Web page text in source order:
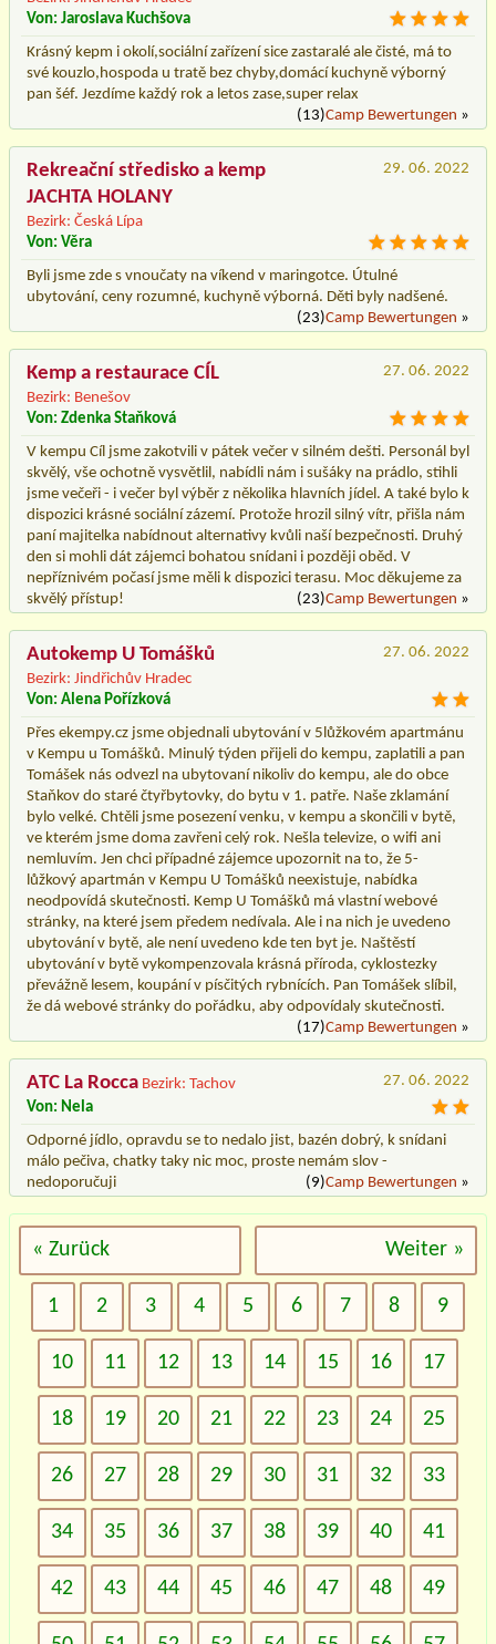
Von: Jaroslava Kuchšova
Krásný kepm i okolí,sociální zařízení sice zastaralé ale čisté, má to
své kouzlo,hospoda u tratě bez chyby,domácí kuchyně výborný
pan šéf. Jezdíme každý rok a letos zase,super relax
(13)Camp Bewertungen »
Rekreační středisko a kemp
JACHTA HOLANY
Bezirk: Česká Lípa
29. 06. 2022
Von: Věra
Byli jsme zde s vnoučaty na víkend v maringotce. Útulné
ubytování, ceny rozumné, kuchyně výborná. Děti byly nadšené.
(23)Camp Bewertungen »
Kemp a restaurace CÍL
Bezirk: Benešov
27. 06. 2022
Von: Zdenka Staňková
V kempu Cíl jsme zakotvili v pátek večer v silném dešti. Personál byl
skvělý, vše ochotně vysvětlil, nabídli nám i sušáky na prádlo, stihli
jsme večeři - i večer byl výběr z několika hlavních jídel. A také bylo k
dispozici krásné sociální zázemí. Protože hrozil silný vítr, přišla nám
paní majitelka nabídnout alternativy kvůli naší bezpečnosti. Druhý
den si mohli dát zájemci bohatou snídani i později oběd. V
nepříznivém počasí jsme měli k dispozici terasu. Moc děkujeme za
skvělý přístup!
(23)Camp Bewertungen »
Autokemp U Tomášků
Bezirk: Jindřichův Hradec
27. 06. 2022
Von: Alena Pořízková
Přes ekempy.cz jsme objednali ubytování v 5lůžkovém apartmánu
v Kempu u Tomášků. Minulý týden přijeli do kempu, zaplatili a pan
Tomášek nás odvezl na ubytovaní nikoliv do kempu, ale do obce
Staňkov do staré čtyřbytovky, do bytu v 1. patře. Naše zklamání
bylo velké. Chtěli jsme posezení venku, v kempu a skončili v bytě,
ve kterém jsme doma zavřeni celý rok. Nešla televize, o wifi ani
nemluvím. Jen chci případné zájemce upozornit na to, že 5-
lůžkový apartmán v Kempu U Tomášků neexistuje, nabídka
neodpovídá skutečnosti. Kemp U Tomášků má vlastní webové
stránky, na které jsem předem nedívala. Ale i na nich je uvedeno
ubytování v bytě, ale není uvedeno kde ten byt je. Naštěstí
ubytování v bytě vykompenzovala krásná příroda, cyklostezky
převážně lesem, koupání v písčitých rybnících. Pan Tomášek slíbil,
že dá webové stránky do pořádku, aby odpovídaly skutečnosti.
(17)Camp Bewertungen »
ATC La Rocca Bezirk: Tachov
27. 06. 2022
Von: Nela
Odporné jídlo, opravdu se to nedalo jist, bazén dobrý, k snídani
málo pečiva, chatky taky nic moc, proste nemám slov -
nedoporučuji
(9)Camp Bewertungen »
« Zurück Weiter »
1 2 3 4 5 6 7 8 9
10 11 12 13 14 15 16 17
18 19 20 21 22 23 24 25
26 27 28 29 30 31 32 33
34 35 36 37 38 39 40 41
42 43 44 45 46 47 48 49